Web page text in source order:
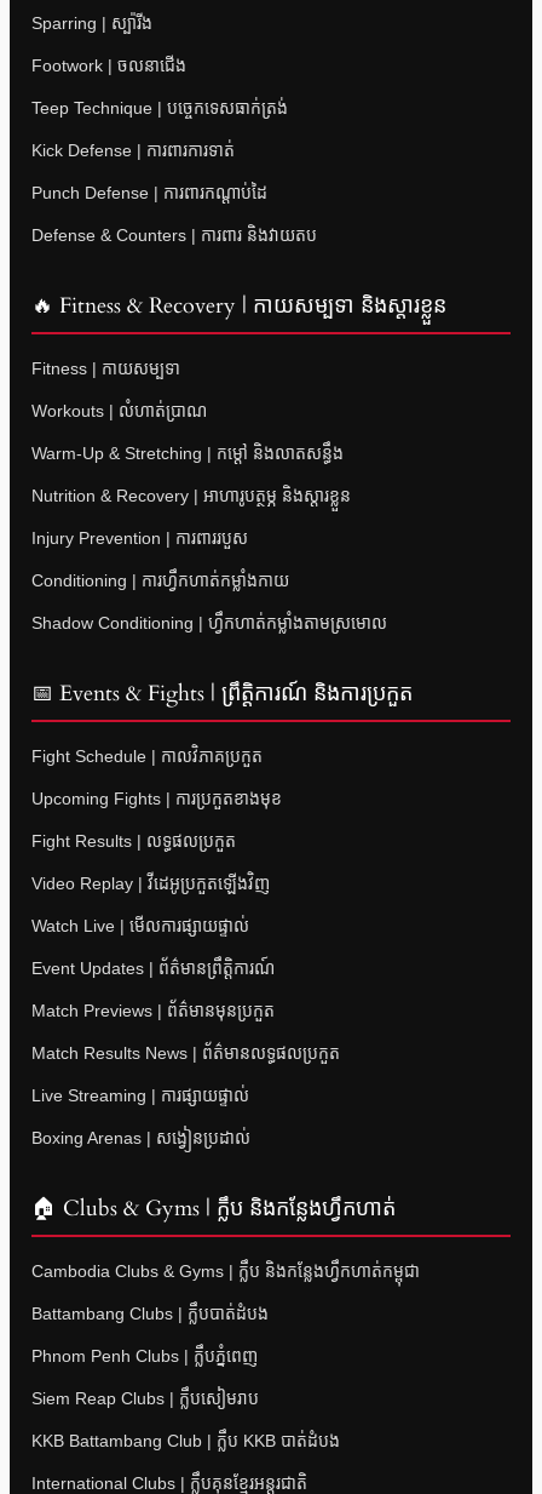
Sparring | ស្ប៉ារីង
Footwork | ចលនាជើង
Teep Technique | បច្ចេកទេសធាក់ត្រង់
Kick Defense | ការពារការទាត់
Punch Defense | ការពារកណ្តាប់ដៃ
Defense & Counters | ការពារ និងវាយតប
🔥 Fitness & Recovery | កាយសម្បទា និងស្តារខ្លួន
Fitness | កាយសម្បទា
Workouts | លំហាត់ប្រាណ
Warm-Up & Stretching | កម្តៅ និងលាតសន្ធឹង
Nutrition & Recovery | អាហារូបត្ថម្ភ និងស្តារខ្លួន
Injury Prevention | ការពាររបួស
Conditioning | ការហ្វឹកហាត់កម្លាំងកាយ
Shadow Conditioning | ហ្វឹកហាត់កម្លាំងតាមស្រមោល
📅 Events & Fights | ព្រឹត្តិការណ៍ និងការប្រកួត
Fight Schedule | កាលវិភាគប្រកួត
Upcoming Fights | ការប្រកួតខាងមុខ
Fight Results | លទ្ធផលប្រកួត
Video Replay | វីដេអូប្រកួតឡើងវិញ
Watch Live | មើលការផ្សាយផ្ទាល់
Event Updates | ព័ត៌មានព្រឹត្តិការណ៍
Match Previews | ព័ត៌មានមុនប្រកួត
Match Results News | ព័ត៌មានលទ្ធផលប្រកួត
Live Streaming | ការផ្សាយផ្ទាល់
Boxing Arenas | សង្វៀនប្រដាល់
🏠 Clubs & Gyms | ក្លឹប និងកន្លែងហ្វឹកហាត់
Cambodia Clubs & Gyms | ក្លឹប និងកន្លែងហ្វឹកហាត់កម្ពុជា
Battambang Clubs | ក្លឹបបាត់ដំបង
Phnom Penh Clubs | ក្លឹបភ្នំពេញ
Siem Reap Clubs | ក្លឹបសៀមរាប
KKB Battambang Club | ក្លឹប KKB បាត់ដំបង
International Clubs | ក្លឹបគុនខ្មែរអន្តរជាតិ